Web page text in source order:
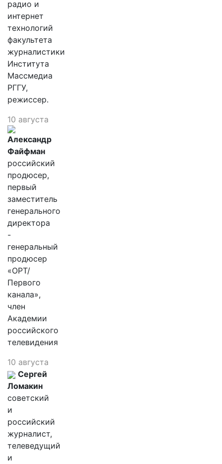
радио и
интернет
технологий
факультета
журналистики
Института
Массмедиа
РГГУ,
режиссер.
10 августа
Александр
Файфман
российский
продюсер,
первый
заместитель
генерального
директора
-
генеральный
продюсер
«ОРТ/
Первого
канала»,
член
Академии
российского
телевидения
10 августа
Сергей
Ломакин
советский
и
российский
журналист,
телеведущий
и